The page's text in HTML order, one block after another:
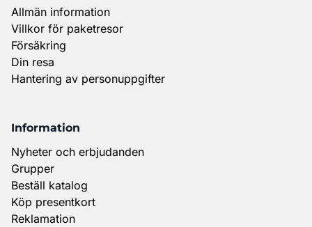
Allmän information
Villkor för paketresor
Försäkring
Din resa
Hantering av personuppgifter
Information
Nyheter och erbjudanden
Grupper
Beställ katalog
Köp presentkort
Reklamation